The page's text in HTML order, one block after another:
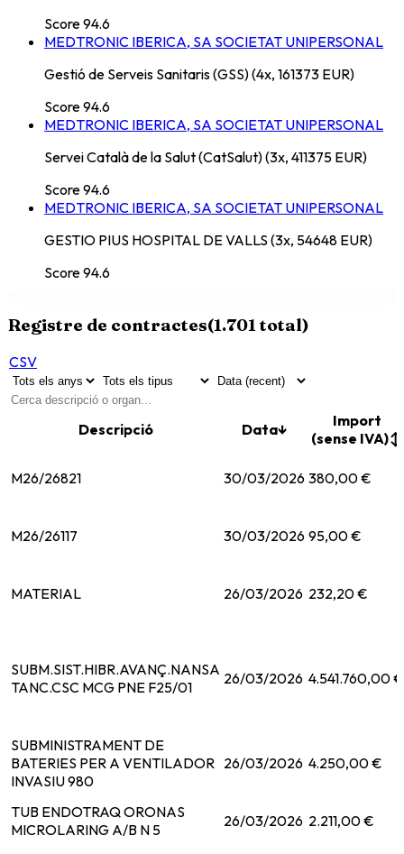
Score94.6
MEDTRONIC IBERICA, SA SOCIETAT UNIPERSONAL
Gestió de Serveis Sanitaris (GSS) (4x, 161373 EUR)
Score94.6
MEDTRONIC IBERICA, SA SOCIETAT UNIPERSONAL
Servei Català de la Salut (CatSalut) (3x, 411375 EUR)
Score94.6
MEDTRONIC IBERICA, SA SOCIETAT UNIPERSONAL
GESTIO PIUS HOSPITAL DE VALLS (3x, 54648 EUR)
Score94.6
Registre de contractes(1.701total)
CSV
Descripció Data↓
Import
(sense IVA)↕
M26/26821 30/03/2026 380,00 €
M26/26117 30/03/2026 95,00 €
MATERIAL 26/03/2026 232,20 €
SUBM.SIST.HIBR.AVANÇ.NANSA
TANC.CSC MCG PNE F25/01
26/03/2026 4.541.760,00 €
SUBMINISTRAMENT DE
BATERIES PER A VENTILADOR
INVASIU 980
26/03/2026 4.250,00 €
TUB ENDOTRAQ ORONAS
MICROLARING A/B N 5
26/03/2026 2.211,00 €